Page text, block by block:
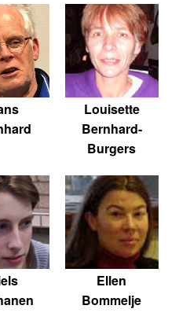
Louisette
Bernhard-
Burgers
Ellen
Bommelje